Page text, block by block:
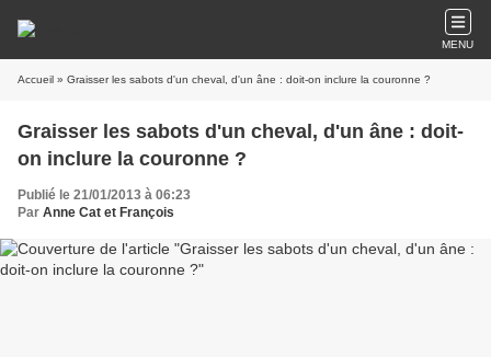
MENU
Accueil » Graisser les sabots d'un cheval, d'un âne : doit-on inclure la couronne ?
Graisser les sabots d'un cheval, d'un âne : doit-
on inclure la couronne ?
Publié le 21/01/2013 à 06:23
Par Anne Cat et François